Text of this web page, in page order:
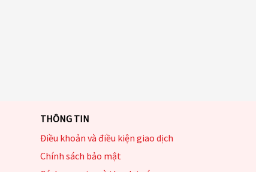
THÔNG TIN
Điều khoản và điều kiện giao dịch
Chính sách bảo mật